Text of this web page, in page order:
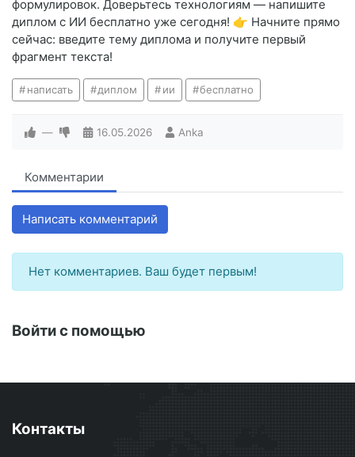
формулировок. Доверьтесь технологиям — напишите
диплом с ИИ бесплатно уже сегодня! 👉 Начните прямо
сейчас: введите тему диплома и получите первый
фрагмент текста!
написать диплом ии бесплатно
— 16.05.2026 Anka
Комментарии
Написать комментарий
Нет комментариев. Ваш будет первым!
Войти с помощью
Контакты